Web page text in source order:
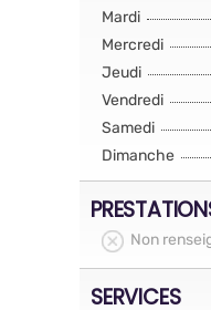
Mardi
Mercredi
Jeudi
Vendredi
Samedi
Dimanche
Non
SERVICES